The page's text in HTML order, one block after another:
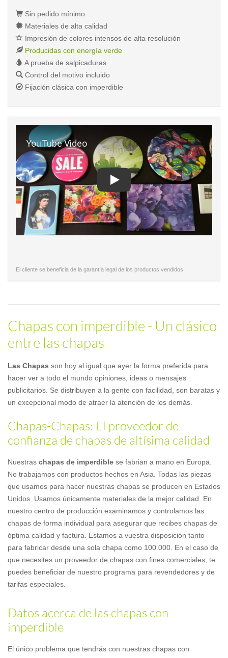
Sin pedido mínimo
Materiales de alta calidad
Impresión de colores intensos de alta resolución
Producidas con energía verde
A prueba de salpicaduras
Control del motivo incluido
Fijación clásica con imperdible
El cliente se beneficia de la garantía legal de los productos vendidos.
Chapas con imperdible - Un clásico
entre las chapas
Las Chapas son hoy al igual que ayer la forma preferida para
hacer ver a todo el mundo opiniones, ideas o mensajes
publicitarios. Se distribuyen a la gente con facilidad, son baratas y
un excepcional modo de atraer la atención de los demás.
Chapas-Chapas: El proveedor de
confianza de chapas de altísima calidad
Nuestras chapas de imperdible se fabrian a mano en Europa.
No trabajamos con productos hechos en Asia. Todas las piezas
que usamos para hacer nuestras chapas se producen en Estados
Unidos. Usamos únicamente materiales de la mejor calidad. En
nuestro centro de producción examinamos y controlamos las
chapas de forma individual para asegurar que recibes chapas de
óptima calidad y factura. Estamos a vuestra disposición tanto
para fabricar desde una sola chapa como 100.000. En el caso de
que necesites un proveedor de chapas con fines comerciales, te
puedes beneficiar de nuestro programa para revendedores y de
tarifas especiales.
Datos acerca de las chapas con
imperdible
El único problema que tendrás con nuestras chapas con